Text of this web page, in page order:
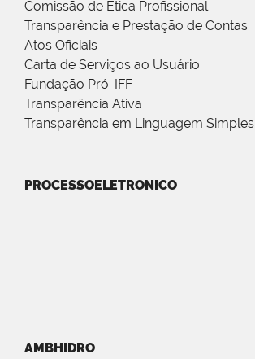
Comissão de Ética Profissional
Transparência e Prestação de Contas
Atos Oficiais
Carta de Serviços ao Usuário
Fundação Pró-IFF
Transparência Ativa
Transparência em Linguagem Simples
PROCESSOELETRONICO
AMBHIDRO